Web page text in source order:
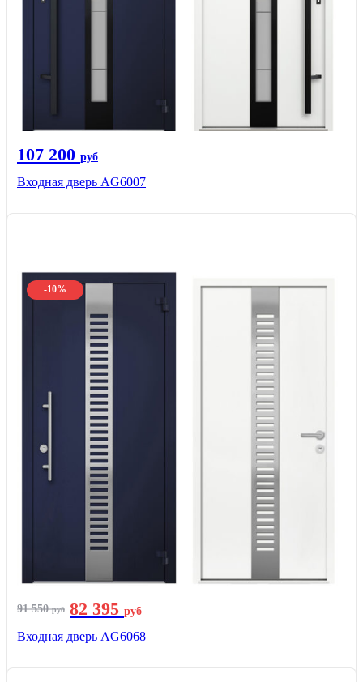
107 200 руб
Входная дверь AG6007
-10%
91 550руб 82 395 руб
Входная дверь AG6068